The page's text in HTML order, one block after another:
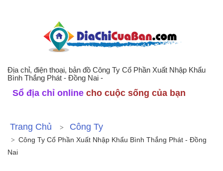
Địa chỉ, điện thoại, bản đồ Công Ty Cổ Phần Xuất Nhập Khẩu
Bình Thắng Phát - Đồng Nai -
Sổ địa chỉ online cho cuộc sống của bạn
Trang Chủ Công Ty
Công Ty Cổ Phần Xuất Nhập Khẩu Bình Thắng Phát - Đồng
Nai